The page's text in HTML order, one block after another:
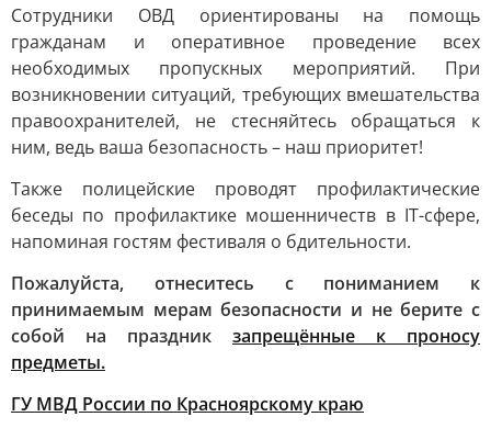
Сотрудники ОВД ориентированы на помощь
гражданам и оперативное проведение всех
необходимых пропускных мероприятий. При
возникновении ситуаций, требующих вмешательства
правоохранителей, не стесняйтесь обращаться к
ним, ведь ваша безопасность – наш приоритет!
Также полицейские проводят профилактические
беседы по профилактике мошенничеств в IT-сфере,
напоминая гостям фестиваля о бдительности.
Пожалуйста, отнеситесь с пониманием к
принимаемым мерам безопасности и не берите с
собой на праздник запрещённые к проносу
предметы.
ГУ МВД России по Красноярскому краю